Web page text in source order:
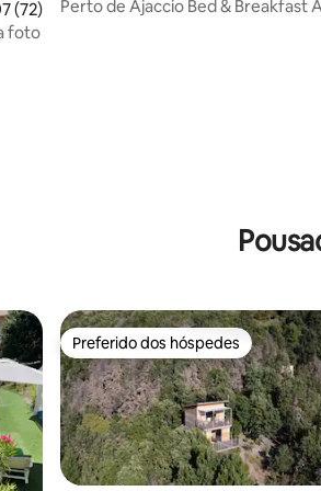
uma avaliação média de 5, 72 avaliações
(72)
foto
Perto de Ajaccio Bed & Breakfast
Preferido dos hóspedes
Preferido dos hóspedes